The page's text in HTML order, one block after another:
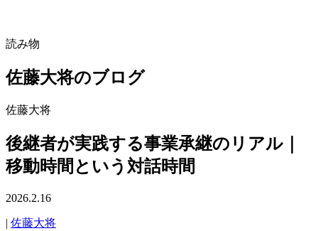
読み物
佐藤大将のブログ
佐藤大将
後継者が実践する事業承継のリアル｜
移動時間という対話時間
2026.2.16
| 佐藤大将